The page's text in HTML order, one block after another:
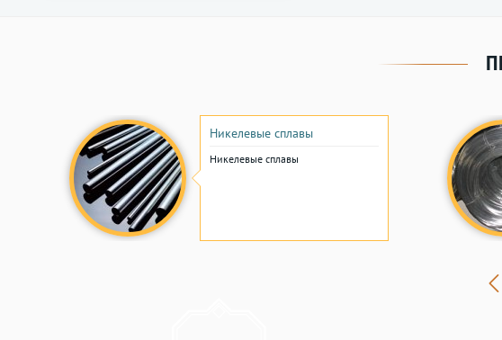
Никелевые сплавы
Никелевые сплавы